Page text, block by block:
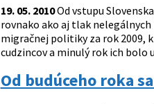
19. 05. 2010Od vstupu
rovnako ako aj tlak nelegálnych
migračnej politiky za rok 2009,
cudzincov a minulý rok ich bolo
Od budúceho roka